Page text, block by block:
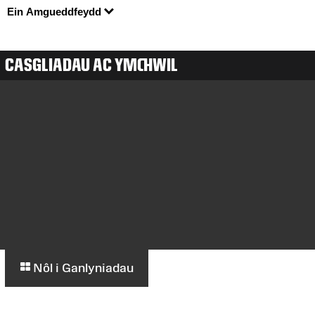
Ein Amgueddfeydd
CASGLIADAU AC YMCHWIL
Nôl i Ganlyniadau